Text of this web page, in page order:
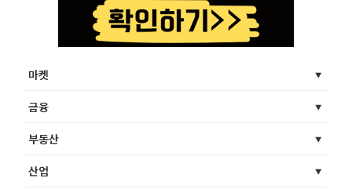
마켓
금융
부동산
산업